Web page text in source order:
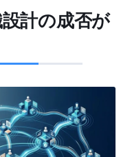
計の成否が